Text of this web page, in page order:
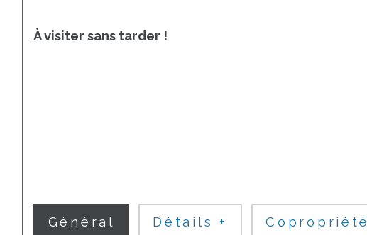
À visiter sans tarder !
Général Détails + Copropriété